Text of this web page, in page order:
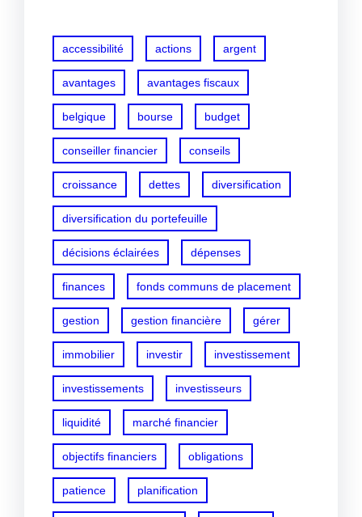
accessibilité actions argent
avantages avantages fiscaux
belgique bourse budget
conseiller financier conseils
croissance dettes diversification
diversification du portefeuille
décisions éclairées dépenses
finances fonds communs de placement
gestion gestion financière gérer
immobilier investir investissement
investissements investisseurs
liquidité marché financier
objectifs financiers obligations
patience planification